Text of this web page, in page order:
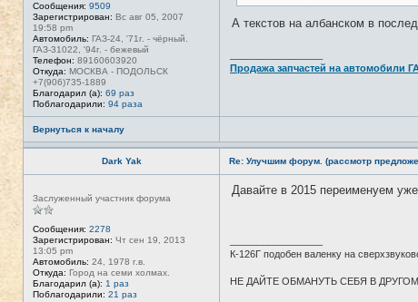
Сообщения: 9509
Зарегистрирован: Вс авг 05, 2007
19:58 pm
Автомобиль: ГАЗ-24, '71г. - чёрный.
ГАЗ-31022, '94г. - бежевый
Телефон: 89160603920
Откуда: МОСКВА - ПОДОЛЬСК
+7(906)735-1889
Благодарил (а): 69 раз
Поблагодарили: 94 раза
А текстов на албанском в
Продажа запчастей на автомобили
Вернуться к началу
Dark Yak
е
в
с
е
т
и
Заслуженный участник форума
Сообщения: 2278
Зарегистрирован: Чт сен 19, 2013
13:05 pm
Автомобиль: 24, 1978 г.в.
Откуда: Город на семи холмах.
Благодарил (а): 1 раз
Поблагодарили: 21 раз
Re: Улучшим форум. (рассмотр
Давайте в 2015 переименуем
К-126Г подобен валенку на
НЕ ДАЙТЕ ОБМАНУТЬ СЕБЯ В